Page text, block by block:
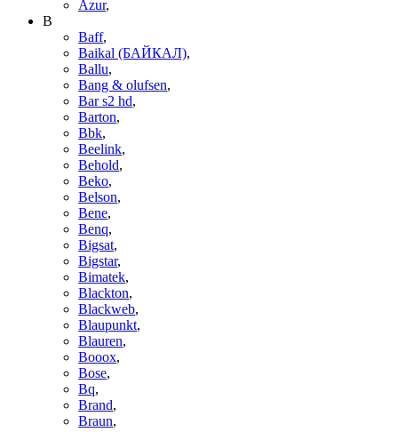
Azur,
B
Baff,
Baikal (БАЙКАЛ),
Ballu,
Bang & olufsen,
Bar s2 hd,
Barton,
Bbk,
Beelink,
Behold,
Beko,
Belson,
Bene,
Benq,
Bigsat,
Bigstar,
Bimatek,
Blackton,
Blackweb,
Blaupunkt,
Blauren,
Booox,
Bose,
Bq,
Brand,
Braun,